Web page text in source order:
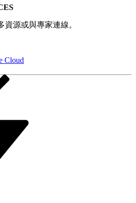
資源或與專家連線。
Cloud